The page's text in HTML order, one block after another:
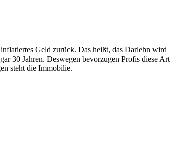
Geld zurück. Das heißt, das Darlehn wird
30 Jahren. Deswegen bevorzugen Profis diese Art
steht die Immobilie.